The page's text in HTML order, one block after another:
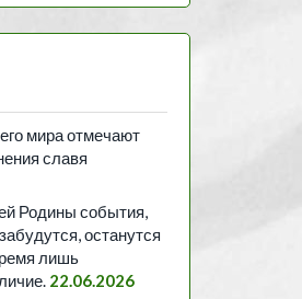
мира отмечают
славя
Родины события,
останутся
лишь
22.06.2026